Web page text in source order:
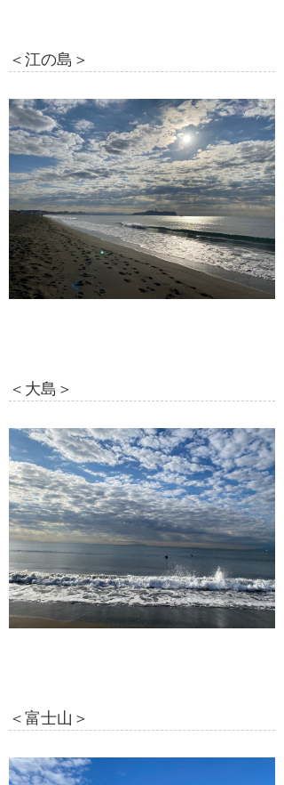
＜江の島＞
＜大島＞
＜富士山＞